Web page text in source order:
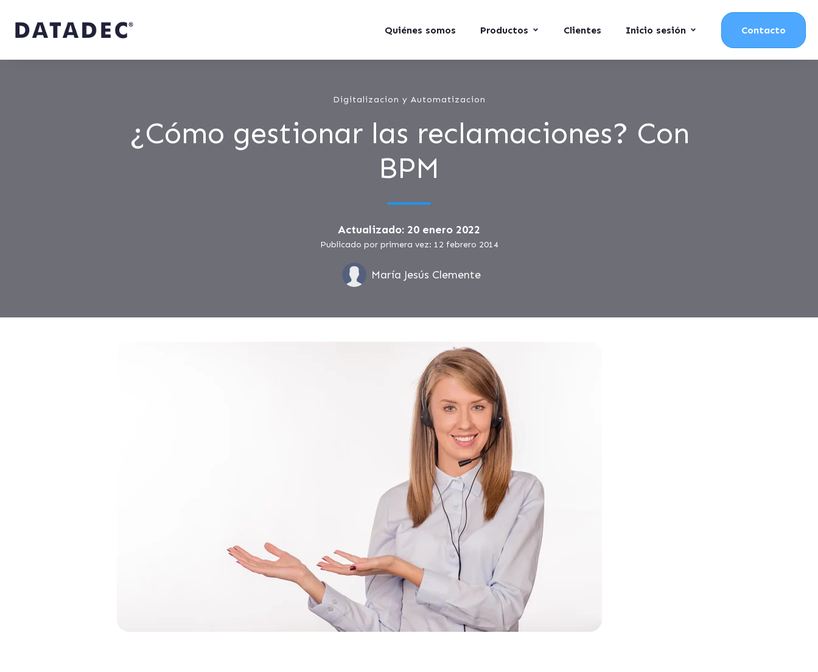
Quiénes somos Productos Clientes Inicio sesión Contacto
Digitalizacion y Automatizacion
¿Cómo gestionar las reclamaciones? Con
BPM
Actualizado: 20 enero 2022
Publicado por primera vez: 12 febrero 2014
María Jesús Clemente